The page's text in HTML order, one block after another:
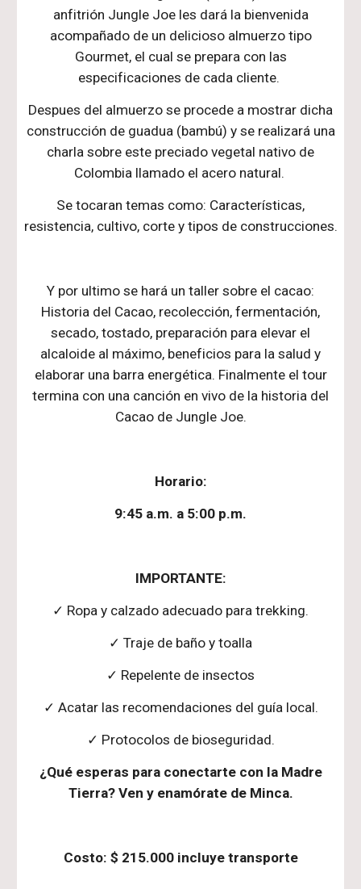
anfitrión Jungle Joe les dará la bienvenida
acompañado de un delicioso almuerzo tipo
Gourmet, el cual se prepara con las
especificaciones de cada cliente.
Despues del almuerzo se procede a mostrar dicha
construcción de guadua (bambú) y se realizará una
charla sobre este preciado vegetal nativo de
Colombia llamado el acero natural.
Se tocaran temas como: Características,
resistencia, cultivo, corte y tipos de construcciones.
Y por ultimo se hará un taller sobre el cacao:
Historia del Cacao, recolección, fermentación,
secado, tostado, preparación para elevar el
alcaloide al máximo, beneficios para la salud y
elaborar una barra energética. Finalmente el tour
termina con una canción en vivo de la historia del
Cacao de Jungle Joe.
Horario:
9:45 a.m. a 5:00 p.m.
IMPORTANTE:
✓ Ropa y calzado adecuado para trekking.
✓ Traje de baño y toalla
✓ Repelente de insectos
✓ Acatar las recomendaciones del guía local.
✓ Protocolos de bioseguridad.
¿Qué esperas para conectarte con la Madre
Tierra? Ven y enamórate de Minca.
Costo: $ 215.000 incluye transporte